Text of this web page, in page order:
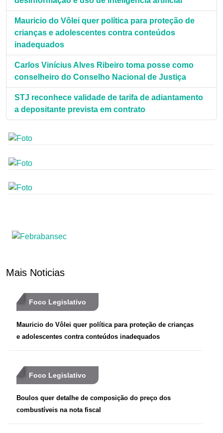
Mauricio do Vôlei quer política para proteção de
crianças e adolescentes contra conteúdos
inadequados
Carlos Vinícius Alves Ribeiro toma posse como
conselheiro do Conselho Nacional de Justiça
STJ reconhece validade de tarifa de adiantamento
a depositante prevista em contrato
Mais Noticias
Foco Legislativo
Mauricio do Vôlei quer política para proteção de crianças
e adolescentes contra conteúdos inadequados
Foco Legislativo
Boulos quer detalhe de composição do preço dos
combustíveis na nota fiscal